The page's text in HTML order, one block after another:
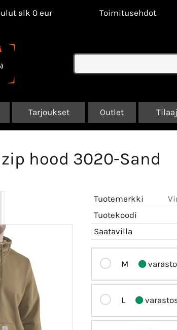
alk 0 eur Toimitusehdot
Tarjoukset Outlet
hood 3020-Sand
Tuotemerkki
Tuotekoodi
Saatavilla
M
L